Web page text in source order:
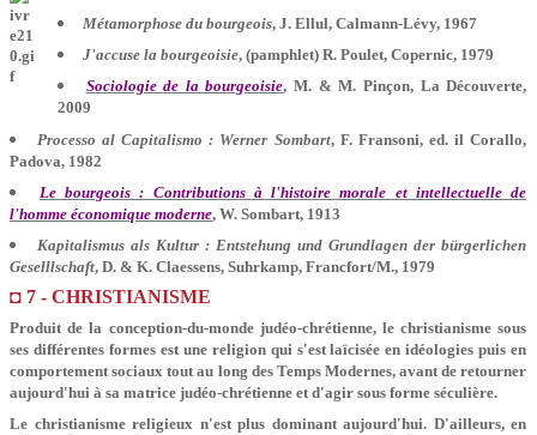
Métamorphose du bourgeois, J. Ellul, Calmann-Lévy, 1967
J'accuse la bourgeoisie, (pamphlet) R. Poulet, Copernic, 1979
Sociologie de la bourgeoisie, M. & M. Pinçon, La Découverte,
2009
Processo al Capitalismo : Werner Sombart, F. Fransoni, ed. il Corallo,
Padova, 1982
Le bourgeois : Contributions à l'histoire morale et intellectuelle de
l'homme économique moderne, W. Sombart, 1913
Kapitalismus als Kultur : Entstehung und Grundlagen der bürgerlichen
Geselllschaft, D. & K. Claessens, Suhrkamp, Francfort/M., 1979
◘ 7 - CHRISTIANISME
Produit de la conception-du-monde judéo-chrétienne, le christianisme sous
ses différentes formes est une religion qui s'est laïcisée en idéologies puis en
comportement sociaux tout au long des Temps Modernes, avant de retourner
aujourd'hui à sa matrice judéo-chrétienne et d'agir sous forme séculière.
Le christianisme religieux n'est plus dominant aujourd'hui. D'ailleurs, en